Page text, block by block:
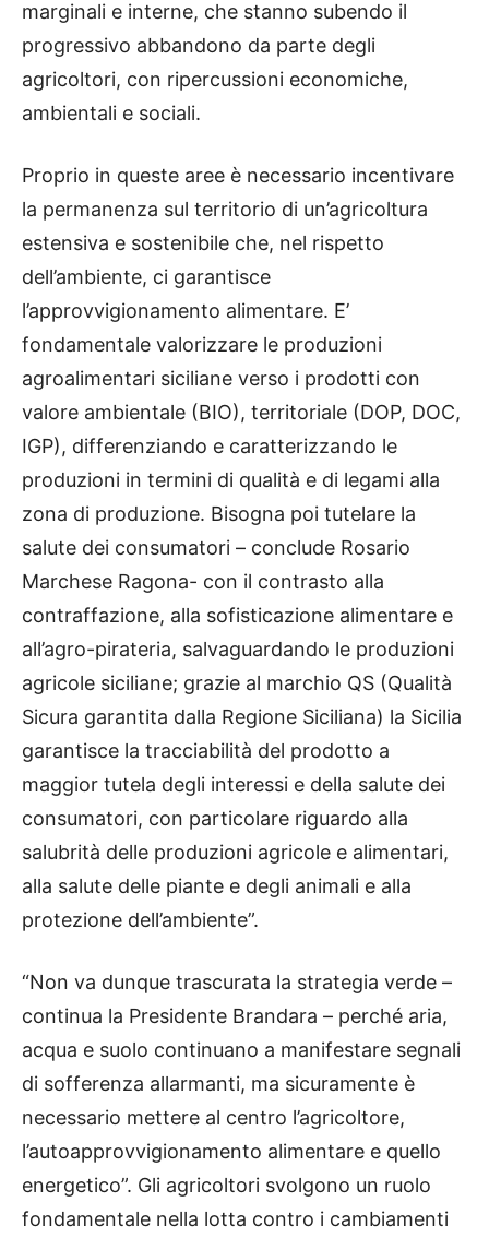
marginali e interne, che stanno subendo il
progressivo abbandono da parte degli
agricoltori, con ripercussioni economiche,
ambientali e sociali.
Proprio in queste aree è necessario incentivare
la permanenza sul territorio di un’agricoltura
estensiva e sostenibile che, nel rispetto
dell’ambiente, ci garantisce
l’approvvigionamento alimentare. E’
fondamentale valorizzare le produzioni
agroalimentari siciliane verso i prodotti con
valore ambientale (BIO), territoriale (DOP, DOC,
IGP), differenziando e caratterizzando le
produzioni in termini di qualità e di legami alla
zona di produzione. Bisogna poi tutelare la
salute dei consumatori – conclude Rosario
Marchese Ragona- con il contrasto alla
contraffazione, alla sofisticazione alimentare e
all’agro-pirateria, salvaguardando le produzioni
agricole siciliane; grazie al marchio QS (Qualità
Sicura garantita dalla Regione Siciliana) la Sicilia
garantisce la tracciabilità del prodotto a
maggior tutela degli interessi e della salute dei
consumatori, con particolare riguardo alla
salubrità delle produzioni agricole e alimentari,
alla salute delle piante e degli animali e alla
protezione dell’ambiente”.
“Non va dunque trascurata la strategia verde –
continua la Presidente Brandara – perché aria,
acqua e suolo continuano a manifestare segnali
di sofferenza allarmanti, ma sicuramente è
necessario mettere al centro l’agricoltore,
l’autoapprovvigionamento alimentare e quello
energetico”. Gli agricoltori svolgono un ruolo
fondamentale nella lotta contro i cambiamenti